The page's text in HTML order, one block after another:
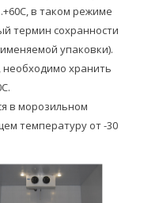
в таком режиме
термин сохранности
упаковки).
необходимо хранить
в морозильном
температуру от -30